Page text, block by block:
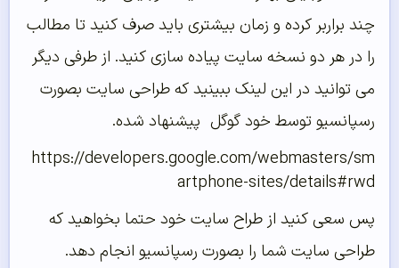
براربر کرده و زمان بیشتری باید صرف کنید تا مطالب
در هر دو نسخه سایت پیاده سازی کنید. از طرفی دیگر
توانید در این لینک ببینید که طراحی سایت بصورت
توسط خود گوگل پیشنهاد شده.
https://developers.google.com/webmasters/
artphone-sites/
سعی کنید از طراح سایت خود حتما بخواهید که
سایت شما را بصورت رسپانسیو انجام دهد.